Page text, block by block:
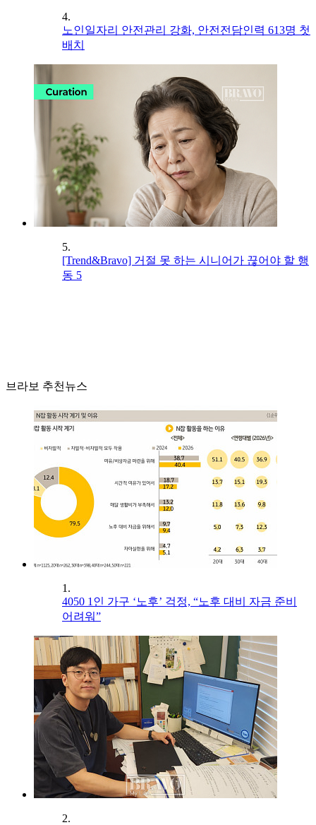
4.
노인일자리 안전관리 강화, 안전전담인력 613명 첫
배치
5.
[Trend&Bravo] 거절 못 하는 시니어가 끊어야 할 행
동 5
브라보 추천뉴스
1.
4050 1인 가구 ‘노후’ 걱정, “노후 대비 자금 준비
어려워”
2.